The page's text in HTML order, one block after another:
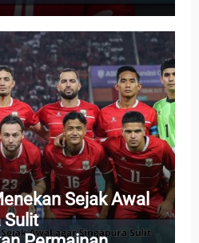
Sejak Awal
Sulit